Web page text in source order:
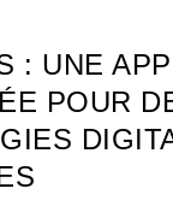
: UNE
POUR